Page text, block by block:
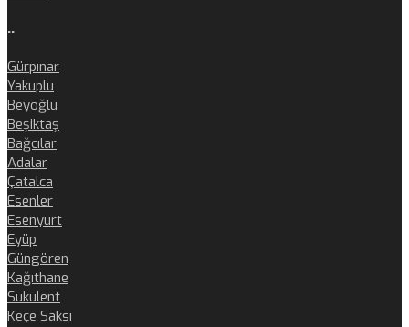
..
Gürpınar
Yakuplu
Beyoğlu
Beşiktaş
Bağcılar
Adalar
Çatalca
Esenler
Esenyurt
Eyüp
Güngören
Kağıthane
Sukulent
Keçe Saksı